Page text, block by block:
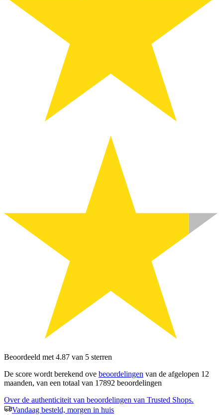
Beoordeeld met 4.87 van 5 sterren
De score wordt berekend ove beoordelingen van de afgelopen 12
maanden, van een totaal van 17892 beoordelingen
Over de authenticiteit van beoordelingen van Trusted Shops.
Vandaag besteld, morgen in huis